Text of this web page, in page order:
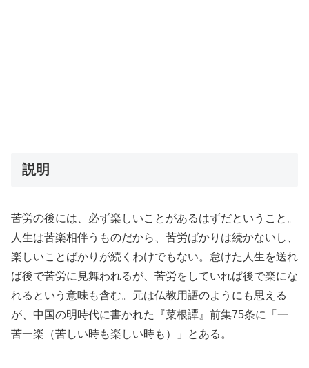
説明
苦労の後には、必ず楽しいことがあるはずだということ。
人生は苦楽相伴うものだから、苦労ばかりは続かないし、
楽しいことばかりが続くわけでもない。怠けた人生を送れ
ば後で苦労に見舞われるが、苦労をしていれば後で楽にな
れるという意味も含む。元は仏教用語のようにも思える
が、中国の明時代に書かれた『菜根譚』前集75条に「一
苦一楽（苦しい時も楽しい時も）」とある。